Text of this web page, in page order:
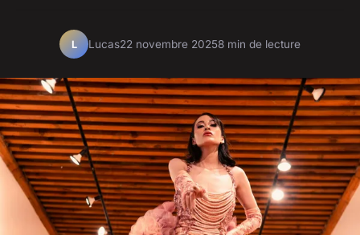
L Lucas22 novembre 20258 min de lecture